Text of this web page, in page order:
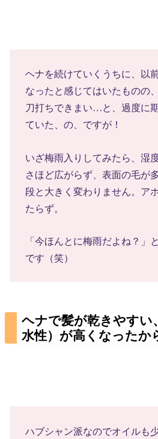
ヘナを続けていくうちに、以
なったと感じてはいたものの
刀打ちできまい…と、過度に
ていた、の、ですが！
いざ梅雨入りしてみたら、湿
さほど広がらず、表面の毛が
段と大きく変わりません。ア
たらず。
「今ほんとに梅雨だよね？」
です（笑）
ヘナで髪が乾きやすい
水性）が高くなったか
ハブシャン派なのでオイルも